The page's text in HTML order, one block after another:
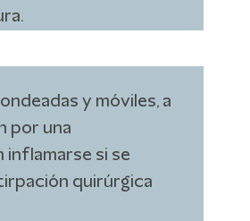
y móviles, a
por una
si se
quirúrgica